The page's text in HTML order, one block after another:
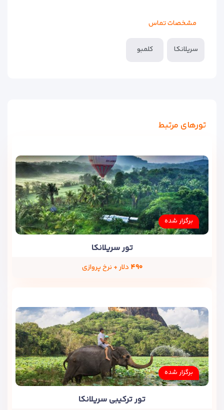
مشخصات تماس
سریلانکا کلمبو
تورهای مرتبط
برگزار شده
تور سریلانکا
۴۹۰ دلار + نرخ پروازی
برگزار شده
تور ترکیبی سریلانکا